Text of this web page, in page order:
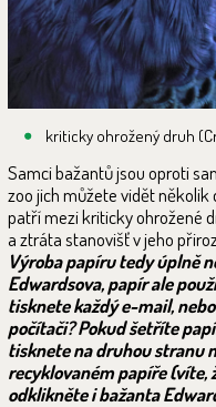
kriticky ohrožený druh
Samci bažantů jsou oproti
zoo jich můžete vidět
patří mezi kriticky ohrožené
a ztráta stanovišť v jeho
Výroba papíru tedy úplně
Edwardsova, papír ale
tisknete každý e-mail,
počítači? Pokud šetříte
tisknete na druhou stranu
recyklovaném papíře (víte,
odklikněte i bažanta